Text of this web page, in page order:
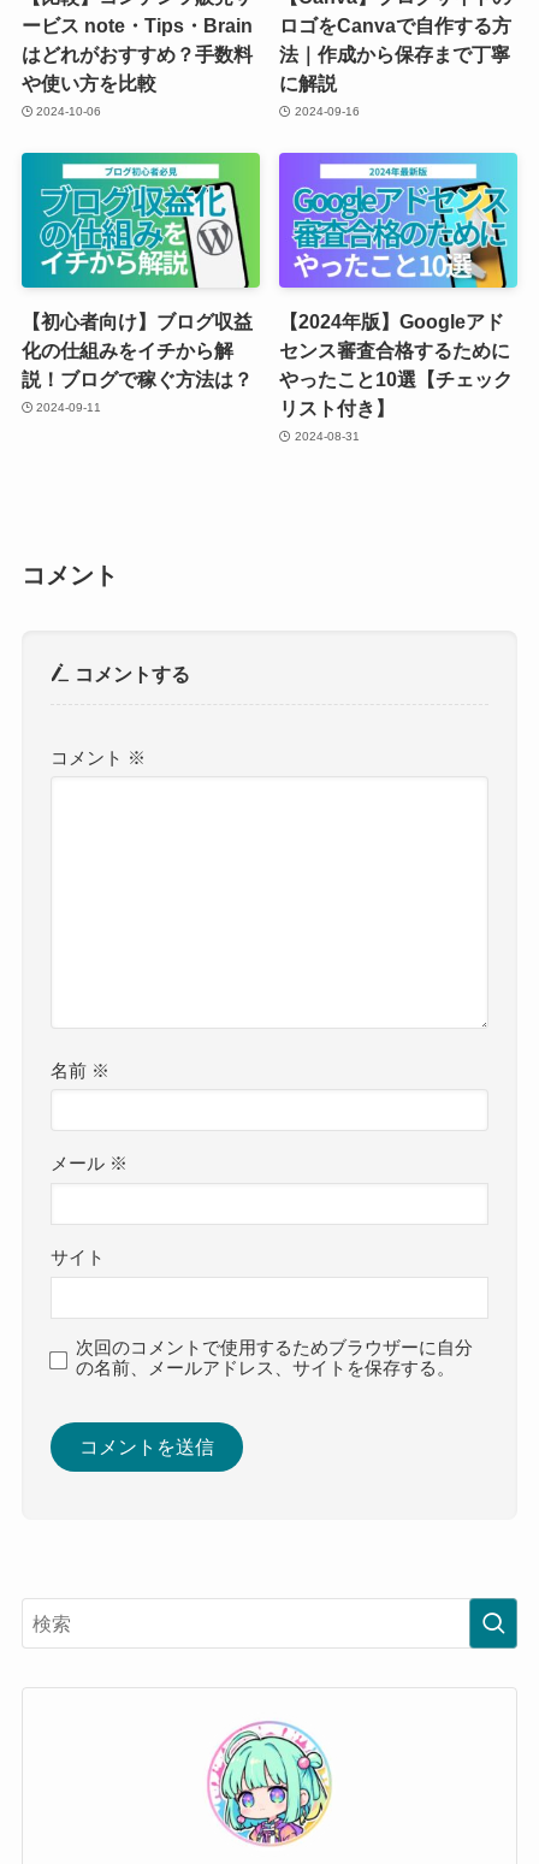
ービス note・Tips・Brain
はどれがおすすめ？手数料
や使い方を比較
2024-10-06
ロゴをCanvaで自作する方
法｜作成から保存まで丁寧
に解説
2024-09-16
【初心者向け】ブログ収益
化の仕組みをイチから解
説！ブログで稼ぐ方法は？
2024-09-11
【2024年版】Googleアド
センス審査合格するために
やったこと10選【チェック
リスト付き】
2024-08-31
コメント
コメントする
コメント ※
名前 ※
メール ※
サイト
次回のコメントで使用するためブラウザーに自分
の名前、メールアドレス、サイトを保存する。